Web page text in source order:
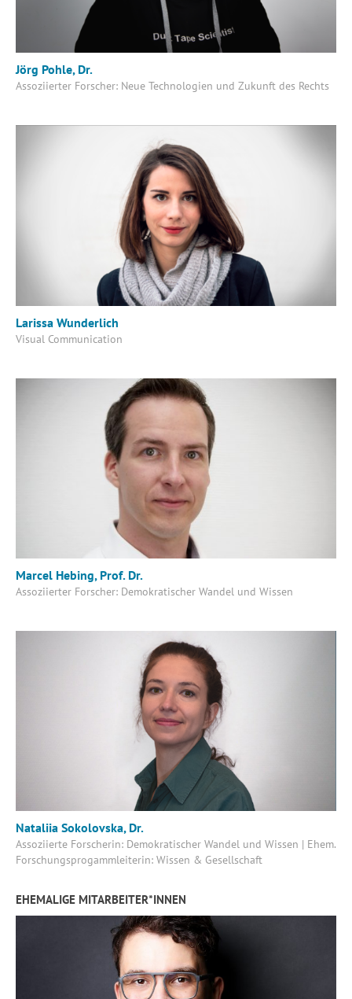
Jörg Pohle, Dr.
Assoziierter Forscher: Neue Technologien und Zukunft des Rechts
Larissa Wunderlich
Visual Communication
Marcel Hebing, Prof. Dr.
Assoziierter Forscher: Demokratischer Wandel und Wissen
Nataliia Sokolovska, Dr.
Assoziierte Forscherin: Demokratischer Wandel und Wissen | Ehem.
Forschungsprogammleiterin: Wissen & Gesellschaft
EHEMALIGE MITARBEITER*INNEN